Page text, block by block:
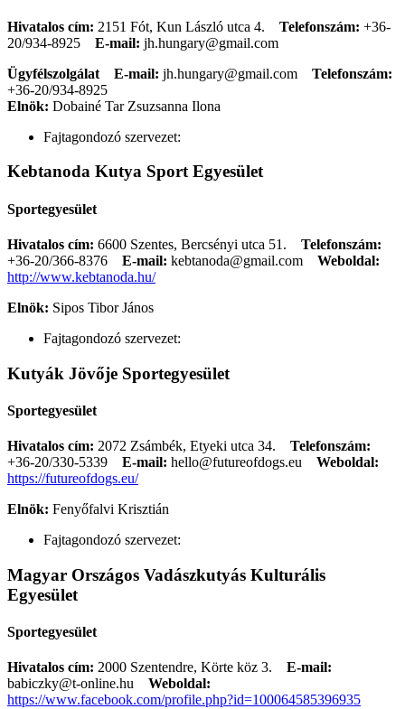
Hivatalos cím: 2151 Fót, Kun László utca 4. Telefonszám: +36-
20/934-8925
E-mail: jh.hungary@gmail.com
Ügyfélszolgálat
E-mail: jh.hungary@gmail.com
Telefonszám:
+36-20/934-8925
Elnök: Dobainé Tar Zsuzsanna Ilona
Fajtagondozó szervezet:
Kebtanoda Kutya Sport Egyesület
Sportegyesület
Hivatalos cím: 6600 Szentes, Bercsényi utca 51. Telefonszám:
+36-20/366-8376
E-mail: kebtanoda@gmail.com
Weboldal:
http://www.kebtanoda.hu/
Elnök: Sipos Tibor János
Fajtagondozó szervezet:
Kutyák Jövője Sportegyesület
Sportegyesület
Hivatalos cím: 2072 Zsámbék, Etyeki utca 34. Telefonszám:
+36-20/330-5339
E-mail: hello@futureofdogs.eu
Weboldal:
https://futureofdogs.eu/
Elnök: Fenyőfalvi Krisztián
Fajtagondozó szervezet:
Magyar Országos Vadászkutyás Kulturális
Egyesület
Sportegyesület
Hivatalos cím: 2000 Szentendre, Körte köz 3. E-mail:
babiczky@t-online.hu
Weboldal:
https://www.facebook.com/profile.php?id=100064585396935